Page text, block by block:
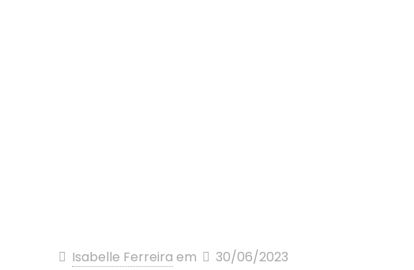
Isabelle Ferreira em
30/06/2023